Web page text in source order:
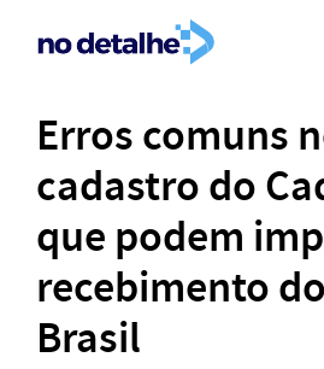
Erros comuns
cadastro do
que podem
recebimento
Brasil